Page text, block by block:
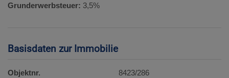
Grunderwerbsteuer: 3,5%
Basisdaten zur Immobilie
Objektnr.
8423/286